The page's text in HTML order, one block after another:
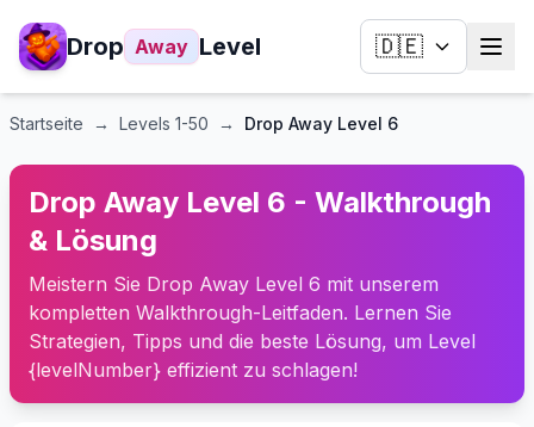
Drop Away Level 🇩🇪
Startseite → Levels 1-50 → Drop Away Level 6
Drop Away Level 6 - Walkthrough
& Lösung
Meistern Sie Drop Away Level 6 mit unserem
kompletten Walkthrough-Leitfaden. Lernen Sie
Strategien, Tipps und die beste Lösung, um Level
{levelNumber} effizient zu schlagen!